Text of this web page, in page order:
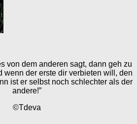
von dem anderen sagt, dann geh zu
wenn der erste dir verbieten will, den
ist er selbst noch schlechter als der
andere!”
©Tdeva